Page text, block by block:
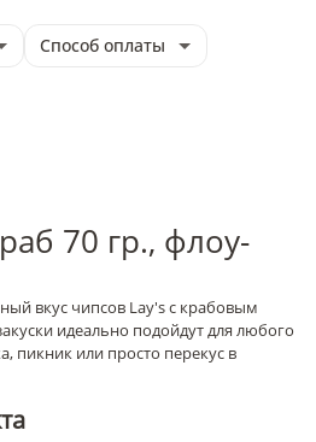
Способ оплаты
70 гр., флоу-
вкус чипсов Lay's с крабовым
идеально подойдут для любого
пикник или просто перекус в